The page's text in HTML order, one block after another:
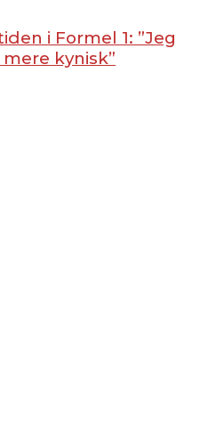
i Formel 1: ”Jeg
kynisk”